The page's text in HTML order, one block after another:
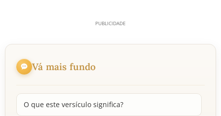
Vá mais fundo
O que este versículo significa?